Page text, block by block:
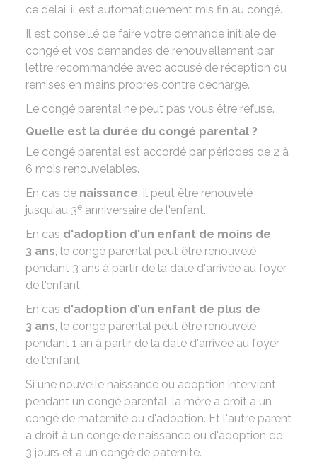
ce délai, il est automatiquement mis fin au congé.
Il est conseillé de faire votre demande initiale de
congé et vos demandes de renouvellement par
lettre recommandée avec accusé de réception ou
remises en mains propres contre décharge.
Le congé parental ne peut pas vous être refusé.
Quelle est la durée du congé parental ?
Le congé parental est accordé par périodes de 2 à
6 mois renouvelables.
En cas de naissance, il peut être renouvelé
jusqu'au 3e anniversaire de l'enfant.
En cas d'adoption d'un enfant de moins de
3 ans, le congé parental peut être renouvelé
pendant 3 ans à partir de la date d'arrivée au foyer
de l'enfant.
En cas d'adoption d'un enfant de plus de
3 ans, le congé parental peut être renouvelé
pendant 1 an à partir de la date d'arrivée au foyer
de l'enfant.
Si une nouvelle naissance ou adoption intervient
pendant un congé parental, la mère a droit à un
congé de maternité ou d'adoption. Et l'autre parent
a droit à un congé de naissance ou d'adoption de
3 jours et à un congé de paternité.